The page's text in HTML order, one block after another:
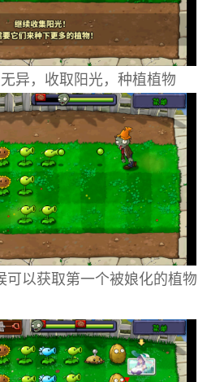
异，收取阳光，种植植物
可以获取第一个被娘化的植物